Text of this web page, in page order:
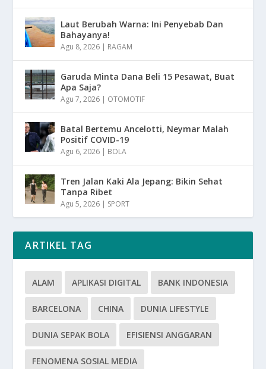
Laut Berubah Warna: Ini Penyebab Dan
Bahayanya!
Agu 8, 2026 | RAGAM
Garuda Minta Dana Beli 15 Pesawat, Buat
Apa Saja?
Agu 7, 2026 | OTOMOTIF
Batal Bertemu Ancelotti, Neymar Malah
Positif COVID-19
Agu 6, 2026 | BOLA
Tren Jalan Kaki Ala Jepang: Bikin Sehat
Tanpa Ribet
Agu 5, 2026 | SPORT
ARTIKEL TAG
ALAM APLIKASI DIGITAL BANK INDONESIA
BARCELONA CHINA DUNIA LIFESTYLE
DUNIA SEPAK BOLA EFISIENSI ANGGARAN
FENOMENA SOSIAL MEDIA